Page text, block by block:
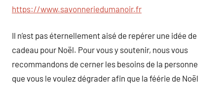
https://www.savonneriedumanoir.fr
Il n’est pas éternellement aisé de repérer une idée de
cadeau pour Noël. Pour vous y soutenir, nous vous
recommandons de cerner les besoins de la personne
que vous le voulez dégrader afin que la féérie de Noël